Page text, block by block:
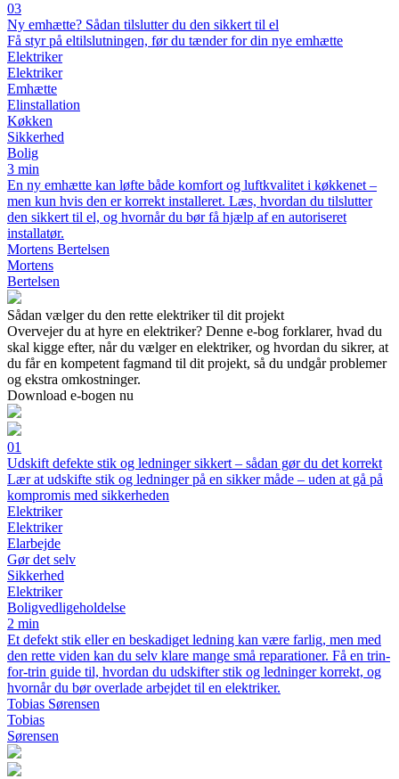
03
Ny emhætte? Sådan tilslutter du den sikkert til el
Få styr på eltilslutningen, før du tænder for din nye emhætte
Elektriker
Elektriker
Emhætte
Elinstallation
Køkken
Sikkerhed
Bolig
3 min
En ny emhætte kan løfte både komfort og luftkvalitet i køkkenet –
men kun hvis den er korrekt installeret. Læs, hvordan du tilslutter
den sikkert til el, og hvornår du bør få hjælp af en autoriseret
installatør.
Mortens Bertelsen
Mortens
Bertelsen
Sådan vælger du den rette elektriker til dit projekt
Overvejer du at hyre en elektriker? Denne e-bog forklarer, hvad du
skal kigge efter, når du vælger en elektriker, og hvordan du sikrer, at
du får en kompetent fagmand til dit projekt, så du undgår problemer
og ekstra omkostninger.
Download e-bogen nu
01
Udskift defekte stik og ledninger sikkert – sådan gør du det korrekt
Lær at udskifte stik og ledninger på en sikker måde – uden at gå på
kompromis med sikkerheden
Elektriker
Elektriker
Elarbejde
Gør det selv
Sikkerhed
Elektriker
Boligvedligeholdelse
2 min
Et defekt stik eller en beskadiget ledning kan være farlig, men med
den rette viden kan du selv klare mange små reparationer. Få en trin-
for-trin guide til, hvordan du udskifter stik og ledninger korrekt, og
hvornår du bør overlade arbejdet til en elektriker.
Tobias Sørensen
Tobias
Sørensen